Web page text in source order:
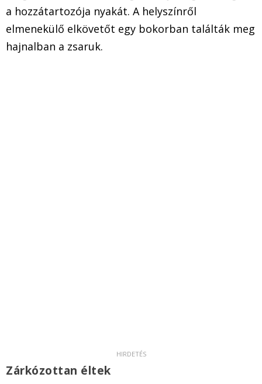
a hozzátartozója nyakát. A helyszínről
elmenekülő elkövetőt egy bokorban találták meg
hajnalban a zsaruk.
Zárkózottan éltek